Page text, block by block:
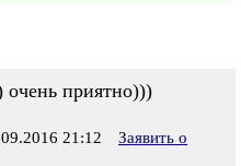
приятно)))
21:12
Заявить о